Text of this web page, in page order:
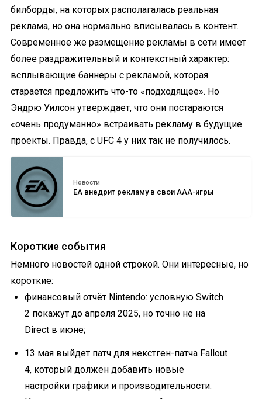
билборды, на которых располагалась реальная
реклама, но она нормально вписывалась в контент.
Современное же размещение рекламы в сети имеет
более раздражительный и контекстный характер:
всплывающие баннеры с рекламой, которая
старается предложить что-то «подходящее». Но
Эндрю Уилсон утверждает, что они постараются
«очень продуманно» встраивать рекламу в будущие
проекты. Правда, с UFC 4 у них так не получилось.
Новости
EA внедрит рекламу в свои AAA-игры
Короткие события
Немного новостей одной строкой. Они интересные, но
короткие:
финансовый отчёт Nintendo: условную Switch
2 покажут до апреля 2025, но точно не на
Direct в июне;
13 мая выйдет патч для некстген-патча Fallout
4, который должен добавить новые
настройки графики и производительности.